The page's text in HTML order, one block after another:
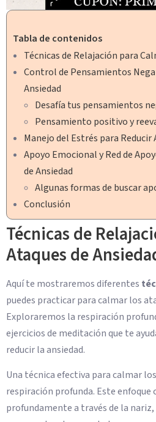
Tabla de contenidos
Técnicas de Relajación para
Control de Pensamientos
Ansiedad
Desafía tus pensamientos
Pensamiento positivo y
Manejo del Estrés para Reducir
Apoyo Emocional y Red de
de Ansiedad
Algunas formas de buscar
Conclusión
Técnicas de
Ataques de
Aquí te mostraremos diferentes
puedes practicar para calmar los
Exploraremos la respiración
ejercicios de meditación que te
reducir la ansiedad.
Una técnica efectiva para calmar
respiración profunda. Este
profundamente a través de la